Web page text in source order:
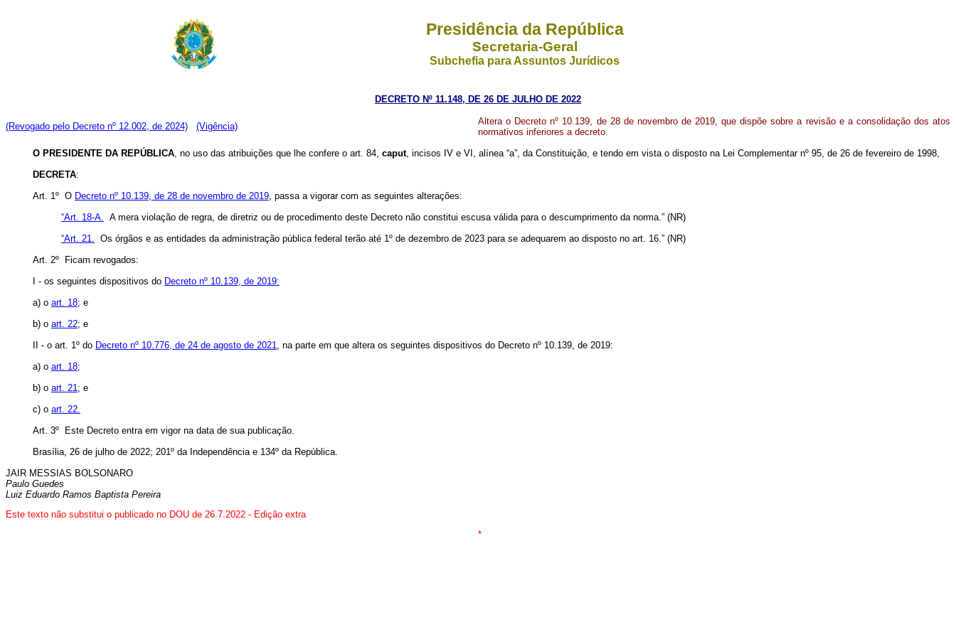
Presidência da República
Secretaria-Geral
Subchefia para Assuntos Jurídicos
DECRETO Nº 11.148, DE 26 DE JULHO DE 2022
(Revogado pelo Decreto nº 12.002, de 2024) (Vigência)
Altera o Decreto nº 10.139, de 28 de novembro de 2019, que dispõe sobre a revisão e a consolidação dos atos
normativos inferiores a decreto.
O PRESIDENTE DA REPÚBLICA, no uso das atribuições que lhe confere o art. 84, caput, incisos IV e VI, alínea “a”, da Constituição, e tendo em vista o disposto na Lei Complementar nº 95, de 26 de fevereiro de 1998,
DECRETA:
Art. 1º O Decreto nº 10.139, de 28 de novembro de 2019, passa a vigorar com as seguintes alterações:
“Art. 18-A. A mera violação de regra, de diretriz ou de procedimento deste Decreto não constitui escusa válida para o descumprimento da norma.” (NR)
“Art. 21. Os órgãos e as entidades da administração pública federal terão até 1º de dezembro de 2023 para se adequarem ao disposto no art. 16.” (NR)
Art. 2º Ficam revogados:
I - os seguintes dispositivos do Decreto nº 10.139, de 2019:
a) o art. 18; e
b) o art. 22; e
II - o art. 1º do Decreto nº 10.776, de 24 de agosto de 2021, na parte em que altera os seguintes dispositivos do Decreto nº 10.139, de 2019:
a) o art. 18;
b) o art. 21; e
c) o art. 22.
Art. 3º Este Decreto entra em vigor na data de sua publicação.
Brasília, 26 de julho de 2022; 201º da Independência e 134º da República.
JAIR MESSIAS BOLSONARO
Paulo Guedes
Luiz Eduardo Ramos Baptista Pereira
Este texto não substitui o publicado no DOU de 26.7.2022 - Edição extra
*